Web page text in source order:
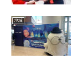
地域